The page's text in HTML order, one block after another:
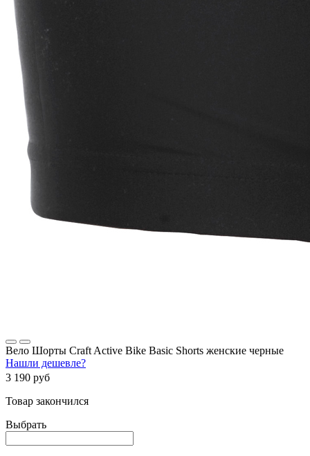
Вело Шорты Craft Active Bike Basic Shorts женские черные
Нашли дешевле?
3 190 руб
Товар закончился
Выбрать